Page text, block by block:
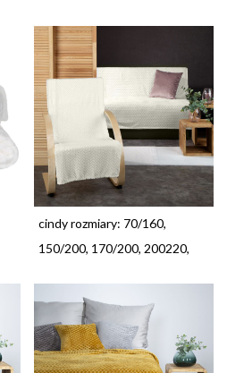
cindy rozmiary: 70/160,
150/200, 170/200, 200220,